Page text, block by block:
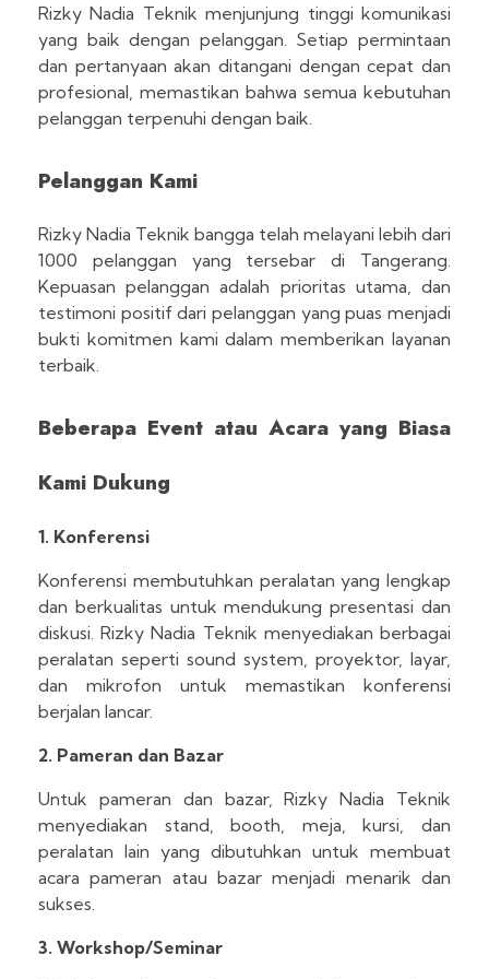
Rizky Nadia Teknik menjunjung tinggi komunikasi
yang baik dengan pelanggan. Setiap permintaan
dan pertanyaan akan ditangani dengan cepat dan
profesional, memastikan bahwa semua kebutuhan
pelanggan terpenuhi dengan baik.
Pelanggan Kami
Rizky Nadia Teknik bangga telah melayani lebih dari
1000 pelanggan yang tersebar di Tangerang.
Kepuasan pelanggan adalah prioritas utama, dan
testimoni positif dari pelanggan yang puas menjadi
bukti komitmen kami dalam memberikan layanan
terbaik.
Beberapa Event atau Acara yang Biasa
Kami Dukung
1. Konferensi
Konferensi membutuhkan peralatan yang lengkap
dan berkualitas untuk mendukung presentasi dan
diskusi. Rizky Nadia Teknik menyediakan berbagai
peralatan seperti sound system, proyektor, layar,
dan mikrofon untuk memastikan konferensi
berjalan lancar.
2. Pameran dan Bazar
Untuk pameran dan bazar, Rizky Nadia Teknik
menyediakan stand, booth, meja, kursi, dan
peralatan lain yang dibutuhkan untuk membuat
acara pameran atau bazar menjadi menarik dan
sukses.
3. Workshop/Seminar